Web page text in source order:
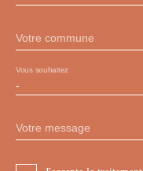
Votre commune
-
Vous souhaitez
Votre message